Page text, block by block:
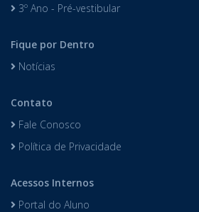
3º Ano - Pré-vestibular
Fique por Dentro
Notícias
Contato
Fale Conosco
Política de Privacidade
Acessos Internos
Portal do Aluno